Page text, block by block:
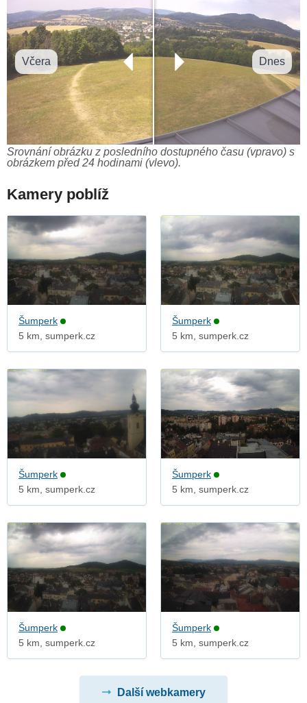
Včera Dnes
Srovnání obrázku z posledního dostupného času (vpravo) s
obrázkem před 24 hodinami (vlevo).
Kamery poblíž
Šumperk
5 km, sumperk.cz
Šumperk
5 km, sumperk.cz
Šumperk
5 km, sumperk.cz
Šumperk
5 km, sumperk.cz
Šumperk
5 km, sumperk.cz
Šumperk
5 km, sumperk.cz
Další webkamery